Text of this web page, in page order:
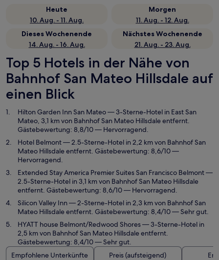
Heute
10. Aug. - 11. Aug.
Morgen
11. Aug. - 12. Aug.
Dieses Wochenende
14. Aug. - 16. Aug.
Nächstes Wochenende
21. Aug. - 23. Aug.
Top 5 Hotels in der Nähe von
Bahnhof San Mateo Hillsdale auf
einen Blick
Hilton Garden Inn San Mateo— 3-Sterne-Hotel in East San
Mateo, 3,1 km von Bahnhof San Mateo Hillsdale entfernt.
Gästebewertung: 8,8/10 — Hervorragend.
Hotel Belmont— 2.5-Sterne-Hotel in 2,2 km von Bahnhof San
Mateo Hillsdale entfernt. Gästebewertung: 8,6/10 —
Hervorragend.
Extended Stay America Premier Suites San Francisco Belmont—
2.5-Sterne-Hotel in 3,1 km von Bahnhof San Mateo Hillsdale
entfernt. Gästebewertung: 8,6/10 — Hervorragend.
Silicon Valley Inn— 2-Sterne-Hotel in 2,3 km von Bahnhof San
Mateo Hillsdale entfernt. Gästebewertung: 8,4/10 — Sehr gut.
HYATT house Belmont/Redwood Shores— 3-Sterne-Hotel in
2,5 km von Bahnhof San Mateo Hillsdale entfernt.
Gästebewertung: 8,4/10 — Sehr gut.
Empfohlene Unterkünfte
Preis (aufsteigend)